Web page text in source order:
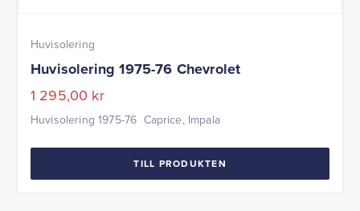
Huvisolering
Huvisolering 1975-76 Chevrolet
1 295,00 kr
Huvisolering 1975-76 Caprice, Impala
TILL PRODUKTEN